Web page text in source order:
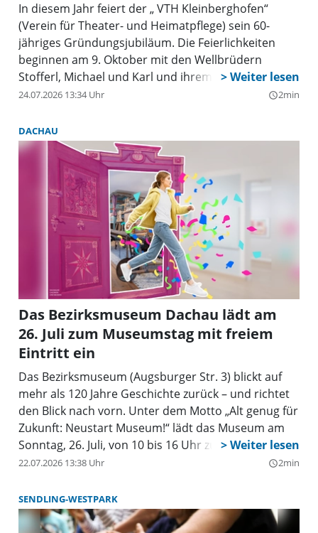
In diesem Jahr feiert der „ VTH Kleinberghofen“
(Verein für Theater- und Heimatpflege) sein 60-
jähriges Gründungsjubiläum. Die Feierlichkeiten
beginnen am 9. Oktober mit den Wellbrüdern
Stofferl, Michael und Karl und ihrem Programm
„Bayern Unplugged - Erinnerungen an Kloaberghof“
Kleinberghofen sind sie eng verbunden, da ihr
Bruder Berti hier das Gasthaus Rottenfußer vor
vielen Jahren gepachtet hatte, bevor er in die
Weilachmühle nach Thalhausen weiterzog.
Zusammen mit seiner Großfamilie brachte er
damals im wahrsten Sinne des Wortes die große
Kleinkunst ins „Dachauer Hinterland“.
24.07.2026 13:34 Uhr query_builder2min
DACHAU
Das Bezirksmuseum Dachau lädt am
26. Juli zum Museumstag mit freiem
Eintritt ein
Das Bezirksmuseum (Augsburger Str. 3) blickt auf
mehr als 120 Jahre Geschichte zurück – und richtet
den Blick nach vorn. Unter dem Motto „Alt genug für
Zukunft: Neustart Museum!“ lädt das Museum am
Sonntag, 26. Juli, von 10 bis 16 Uhr zu einem
besonderen Museumstag ein. Der Eintritt ist frei,
werden.
22.07.2026 13:38 Uhr query_builder2min
SENDLING-WESTPARK